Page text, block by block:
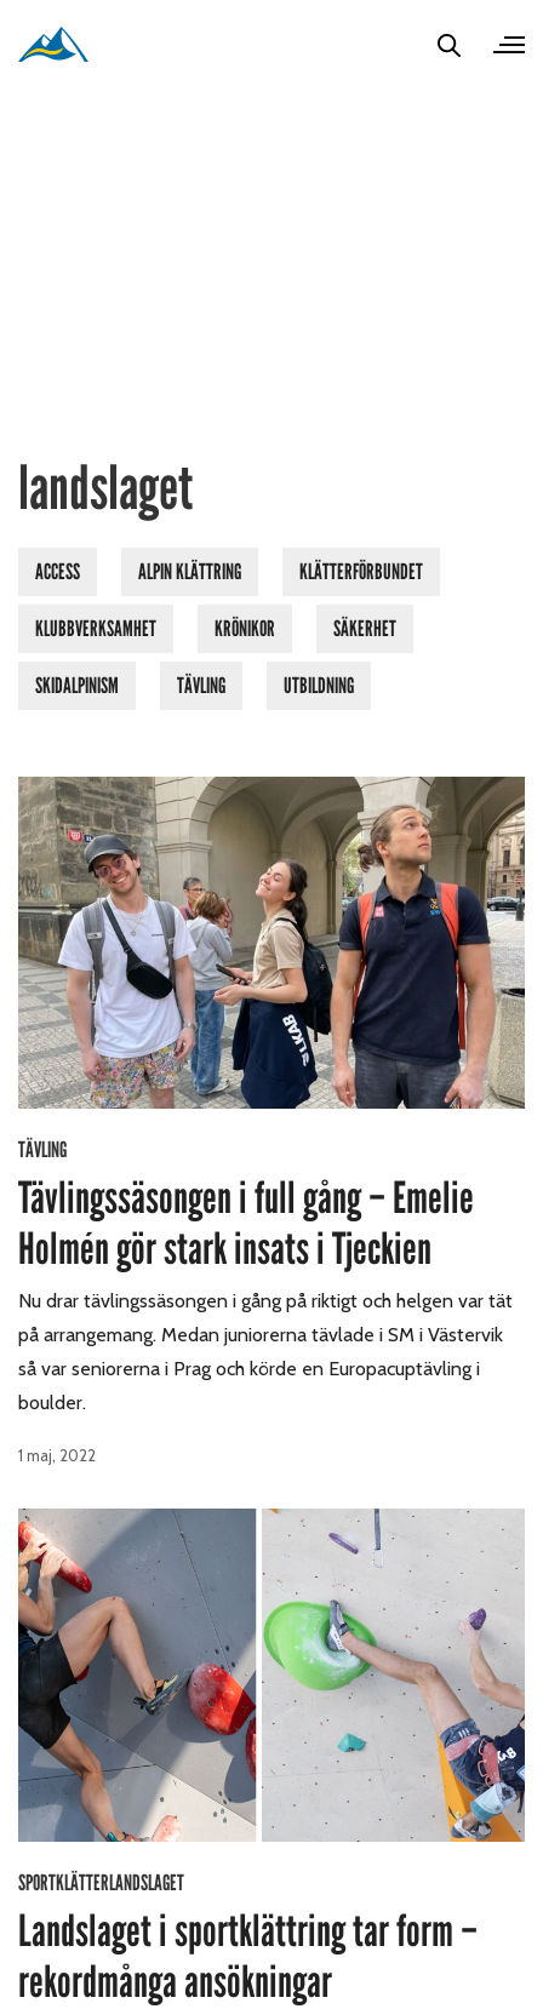
landslaget
ACCESS ALPIN KLÄTTRING KLÄTTERFÖRBUNDET
KLUBBVERKSAMHET KRÖNIKOR SÄKERHET
SKIDALPINISM TÄVLING UTBILDNING
TÄVLING
Tävlingssäsongen i full gång – Emelie
Holmén gör stark insats i Tjeckien
Nu drar tävlingssäsongen i gång på riktigt och helgen var tät
på arrangemang. Medan juniorerna tävlade i SM i Västervik
så var seniorerna i Prag och körde en Europacuptävling i
boulder.
1 maj, 2022
SPORTKLÄTTERLANDSLAGET
Landslaget i sportklättring tar form –
rekordmånga ansökningar